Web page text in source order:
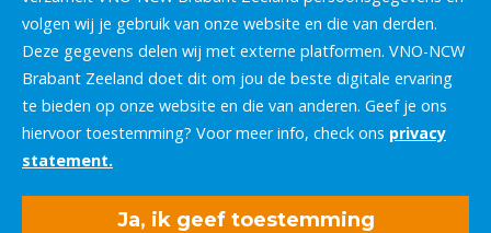
volgen wij je gebruik van onze website en die van derden.
Deze gegevens delen wij met externe platformen. VNO-NCW
Brabant Zeeland doet dit om jou de beste digitale ervaring
te bieden op onze website en die van anderen. Geef je ons
hiervoor toestemming? Voor meer info, check ons privacy
statement.
Ja, ik geef toestemming